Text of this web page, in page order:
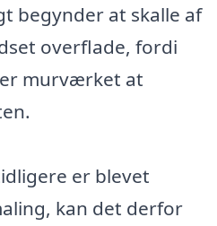
begynder at skalle af
overflade, fordi
murværket at
er blevet
kan det derfor